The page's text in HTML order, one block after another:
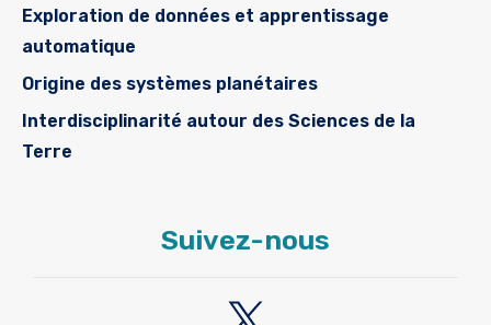
Exploration de données et apprentissage
automatique
Origine des systèmes planétaires
Interdisciplinarité autour des Sciences de la
Terre
Suivez-nous